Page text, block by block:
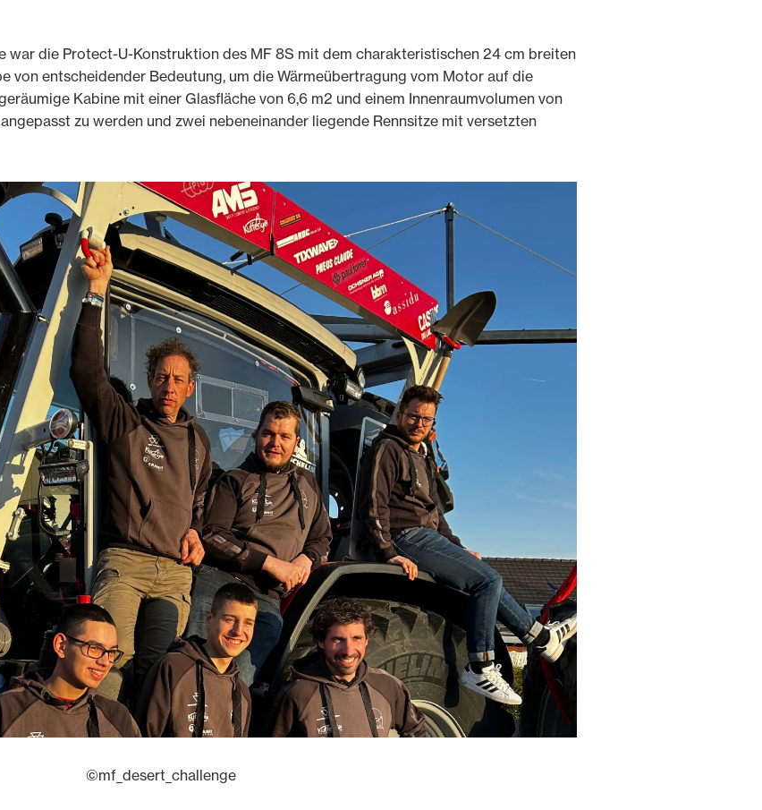
war die Protect-U-Konstruktion des MF 8S mit dem charakteristischen 24 cm breiten
von entscheidender Bedeutung, um die Wärmeübertragung vom Motor auf die
Kabine mit einer Glasfläche von 6,6 m2 und einem Innenraumvolumen von
zu werden und zwei nebeneinander liegende Rennsitze mit versetzten
©mf_desert_challenge